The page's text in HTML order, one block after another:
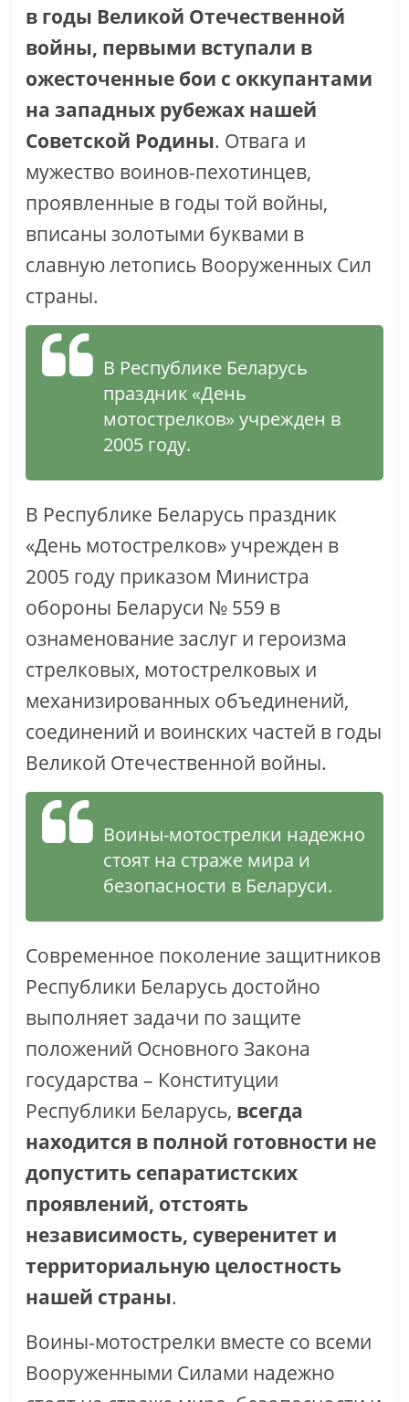
в годы Великой Отечественной
войны, первыми вступали в
ожесточенные бои с оккупантами
на западных рубежах нашей
Советской Родины. Отвага и
мужество воинов-пехотинцев,
проявленные в годы той войны,
вписаны золотыми буквами в
славную летопись Вооруженных Сил
страны.
В Республике Беларусь
праздник «День
мотострелков» учрежден в
2005 году.
В Республике Беларусь праздник
«День мотострелков» учрежден в
2005 году приказом Министра
обороны Беларуси № 559 в
ознаменование заслуг и героизма
стрелковых, мотострелковых и
механизированных объединений,
соединений и воинских частей в годы
Великой Отечественной войны.
Воины-мотострелки надежно
стоят на страже мира и
безопасности в Беларуси.
Современное поколение защитников
Республики Беларусь достойно
выполняет задачи по защите
положений Основного Закона
государства – Конституции
Республики Беларусь, всегда
находится в полной готовности не
допустить сепаратистских
проявлений, отстоять
независимость, суверенитет и
территориальную целостность
нашей страны.
Воины-мотострелки вместе со всеми
Вооруженными Силами надежно